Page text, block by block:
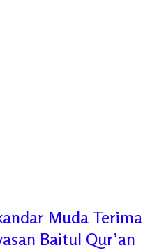
Muda Terima
Baitul Qur’an